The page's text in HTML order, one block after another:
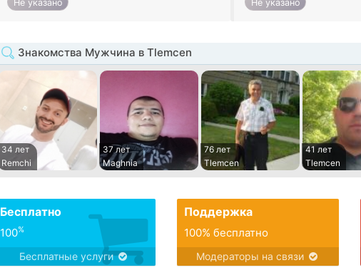
Не указано Не указано
Знакомства Мужчина в Tlemcen
34 лет
Remchi
37 лет
Maghnia
76 лет
Tlemcen
41 лет
Tlemcen
Бесплатно
100%
Бесплатные услуги
Поддержка
100% бесплатно
Модераторы на связи